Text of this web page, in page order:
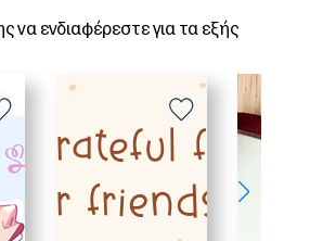
να ενδιαφέρεστε για τα εξής